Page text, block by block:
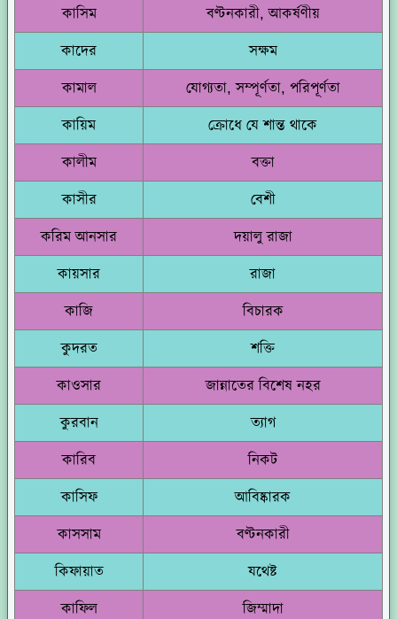
কাসিম বণ্টনকারী, আকর্ষণীয়
কাদের সক্ষম
কামাল যোগ্যতা, সম্পূর্ণতা, পরিপূর্ণতা
কায়িম ক্রোধে যে শান্ত থাকে
কালীম বক্তা
কাসীর বেশী
করিম আনসার দয়ালু রাজা
কায়সার রাজা
কাজি বিচারক
কুদরত শক্তি
কাওসার জান্নাতের বিশেষ নহর
কুরবান ত্যাগ
কারিব নিকট
কাসিফ আবিষ্কারক
কাসসাম বণ্টনকারী
কিফায়াত যথেষ্ট
কাফিল জিম্মাদা